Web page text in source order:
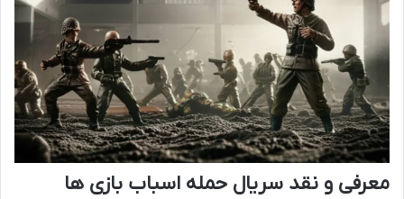
معرفی و نقد سریال حمله اسباب بازی ها